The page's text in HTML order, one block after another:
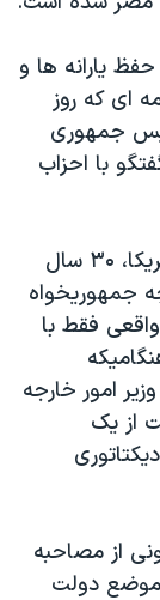
يارانه ها و
ای که روز
جمهوری
با احزاب
بگفته هيلاری کلينتون، وزير امور خارجه آمريکا، ۳۰ سال
جمهوريخواه
فقط با
امور خارجه
از يک
ديکتاتوری
از مصاحبه
موضع دولت